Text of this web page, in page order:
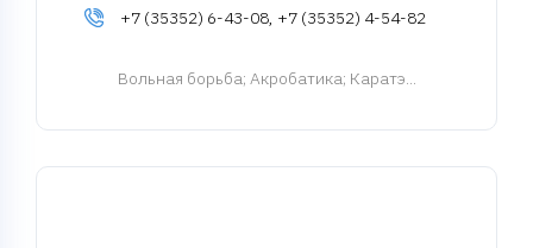
+7 (35352) 6-43-08, +7 (35352) 4-54-82
Вольная борьба; Акробатика; Каратэ...